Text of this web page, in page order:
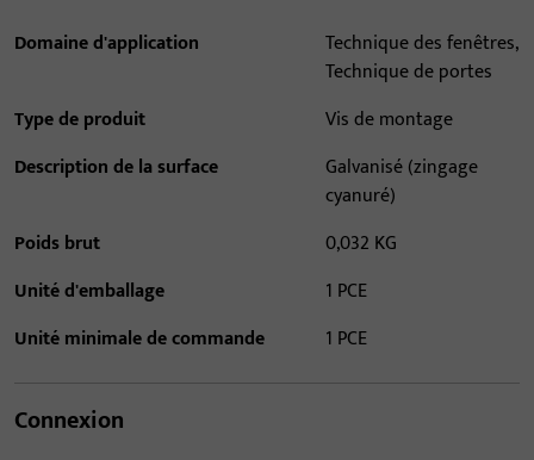
Domaine d'application
Technique des fenêtres,
Technique de portes
Type de produit
Vis de montage
Description de la surface
Galvanisé (zingage
cyanuré)
Poids brut
0,032 KG
Unité d'emballage
1 PCE
Unité minimale de commande
1 PCE
Connexion